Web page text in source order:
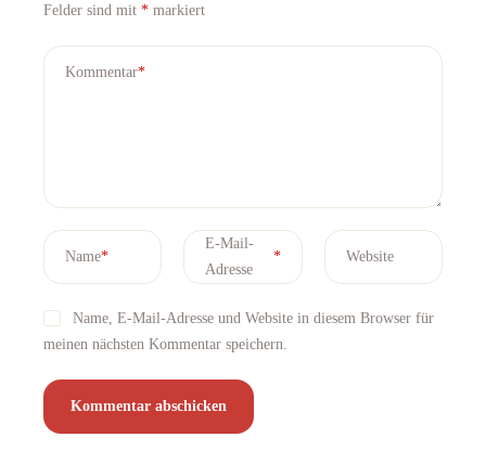
Felder sind mit * markiert
Kommentar*
Name*
E-Mail-
Adresse
* Website
Name, E-Mail-Adresse und Website in diesem Browser für
meinen nächsten Kommentar speichern.